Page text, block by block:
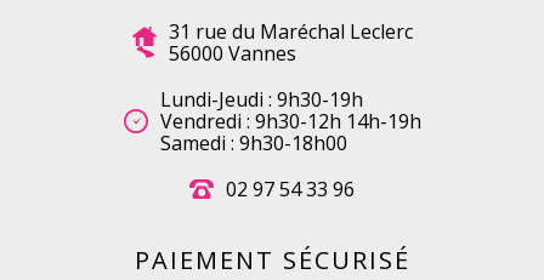
31 rue du Maréchal Leclerc
56000 Vannes
Lundi-Jeudi : 9h30-19h
Vendredi : 9h30-12h 14h-19h
Samedi : 9h30-18h00
02 97 54 33 96
PAIEMENT SÉCURISÉ